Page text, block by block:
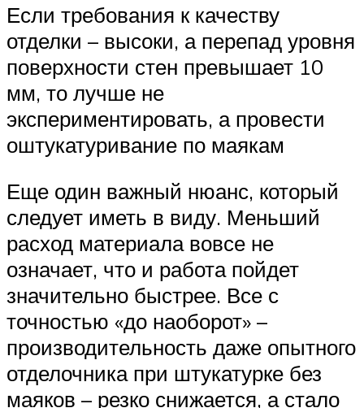
Если требования к качеству
отделки – высоки, а перепад уровня
поверхности стен превышает 10
мм, то лучше не
экспериментировать, а провести
оштукатуривание по маякам
Еще один важный нюанс, который
следует иметь в виду. Меньший
расход материала вовсе не
означает, что и работа пойдет
значительно быстрее. Все с
точностью «до наоборот» –
производительность даже опытного
отделочника при штукатурке без
маяков – резко снижается, а стало